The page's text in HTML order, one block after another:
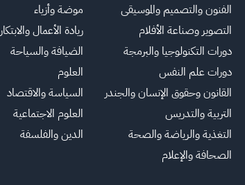
الفنون والتصميم والموسيقى
التصوير وصناعة الأفلام
دورات التكنولوجيا والبرمجة
دورات علم النفس
القانون وحقوق الإنسان والجندر
التربية والتدريس
التغذية والرياضة والصحة
الصحافة والإعلام
موضة وأزياء
ريادة الأعمال والابتكار
الضيافة والسياحة
العلوم
السياسة والاقتصاد
العلوم الاجتماعية
الدين والفلسفة